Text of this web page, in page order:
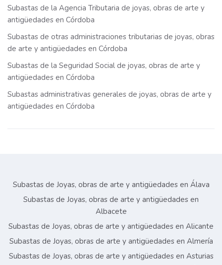
Subastas de la Agencia Tributaria de joyas, obras de arte y
antigüedades en Córdoba
Subastas de otras administraciones tributarias de joyas, obras
de arte y antigüedades en Córdoba
Subastas de la Seguridad Social de joyas, obras de arte y
antigüedades en Córdoba
Subastas administrativas generales de joyas, obras de arte y
antigüedades en Córdoba
Subastas de Joyas, obras de arte y antigüedades en Álava
Subastas de Joyas, obras de arte y antigüedades en
Albacete
Subastas de Joyas, obras de arte y antigüedades en Alicante
Subastas de Joyas, obras de arte y antigüedades en Almería
Subastas de Joyas, obras de arte y antigüedades en Asturias